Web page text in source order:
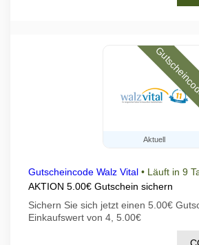
Aktuell
Gutscheincode Walz Vital • Läuft in 9
AKTION 5.00€ Gutschein sichern
Sichern Sie sich jetzt einen 5.00€
Einkaufswert von 4, 5.00€